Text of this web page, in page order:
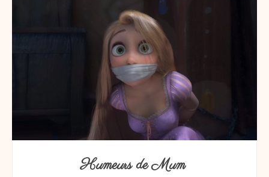
Humeurs de Mum